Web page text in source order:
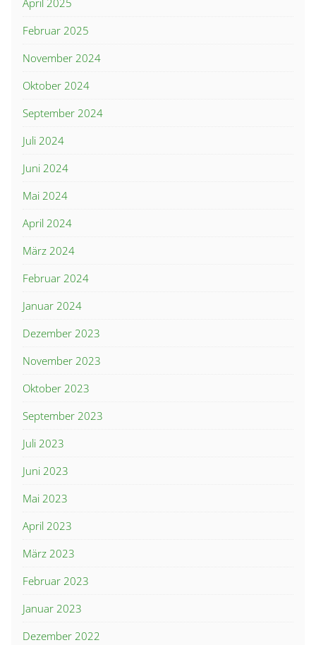
April 2025
Februar 2025
November 2024
Oktober 2024
September 2024
Juli 2024
Juni 2024
Mai 2024
April 2024
März 2024
Februar 2024
Januar 2024
Dezember 2023
November 2023
Oktober 2023
September 2023
Juli 2023
Juni 2023
Mai 2023
April 2023
März 2023
Februar 2023
Januar 2023
Dezember 2022